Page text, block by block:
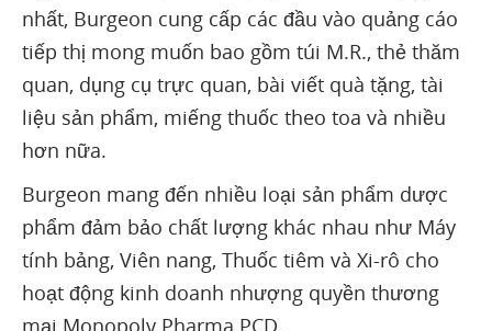
nhất, Burgeon cung cấp các đầu vào quảng cáo
tiếp thị mong muốn bao gồm túi M.R., thẻ thăm
quan, dụng cụ trực quan, bài viết quà tặng, tài
liệu sản phẩm, miếng thuốc theo toa và nhiều
hơn nữa.
Burgeon mang đến nhiều loại sản phẩm dược
phẩm đảm bảo chất lượng khác nhau như Máy
tính bảng, Viên nang, Thuốc tiêm và Xi-rô cho
hoạt động kinh doanh nhượng quyền thương
mại Monopoly Pharma PCD.